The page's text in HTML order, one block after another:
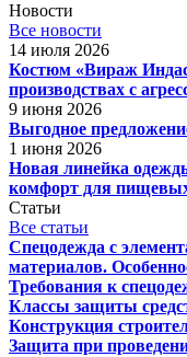
Новости
Все новости
14 июля 2026
Костюм «Вираж
производствах с
9 июня 2026
Выгодное
1 июня 2026
Новая линейка
комфорт для
Статьи
Все статьи
Спецодежда с
материалов.
Требования к
Классы защиты
Конструкция
Защита при